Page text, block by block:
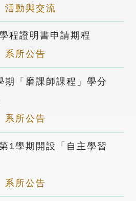
活動與交流
程證明書申請期程
系所公告
期「磨課師課程」學分
系所公告
1學期開設「自主學習
系所公告